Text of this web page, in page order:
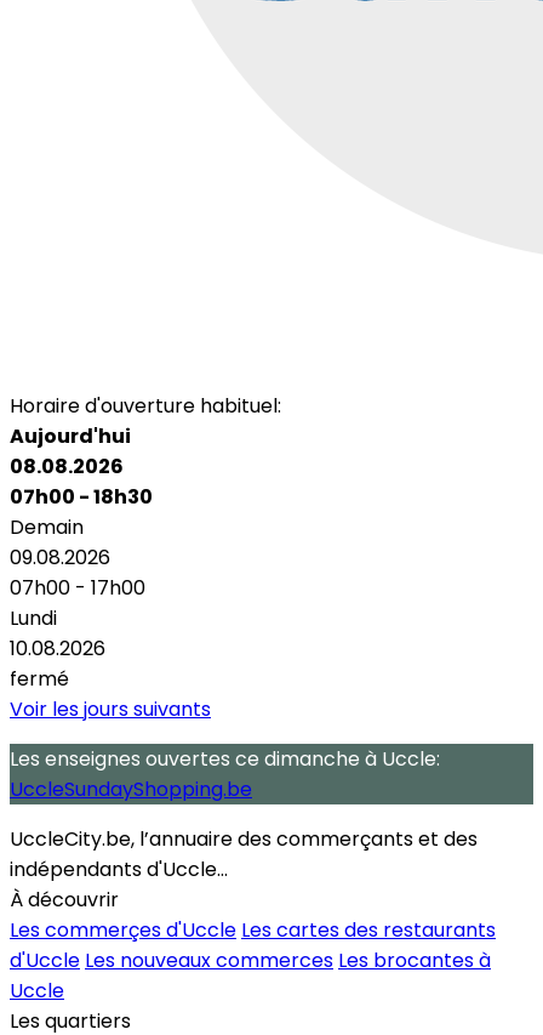
Horaire d'ouverture habituel:
Aujourd'hui
08.08.2026
07h00 - 18h30
Demain
09.08.2026
07h00 - 17h00
Lundi
10.08.2026
fermé
Voir les jours suivants
Les enseignes ouvertes ce dimanche à Uccle:
UccleSundayShopping.be
UccleCity.be, l’annuaire des commerçants et des
indépendants d'Uccle...
À découvrir
Les commerçes d'Uccle Les cartes des restaurants
d'Uccle Les nouveaux commerces Les brocantes à
Uccle
Les quartiers